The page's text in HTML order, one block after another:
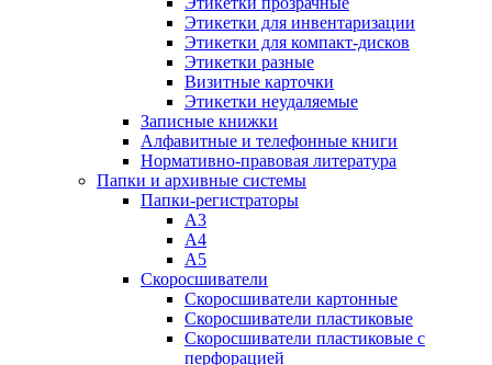
Этикетки для инвентаризации
Этикетки для компакт-дисков
Этикетки разные
Визитные карточки
Этикетки неудаляемые
Записные книжки
Алфавитные и телефонные книги
Нормативно-правовая литература
Папки и архивные системы
Папки-регистраторы
А3
А4
А5
Скоросшиватели
Скоросшиватели картонные
Скоросшиватели пластиковые
Скоросшиватели пластиковые с
перфорацией